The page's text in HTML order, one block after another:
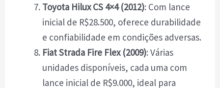
Toyota Hilux CS 4×4 (2012): Com lance
inicial de R$28.500, oferece durabilidade
e confiabilidade em condições adversas.
Fiat Strada Fire Flex (2009): Várias
unidades disponíveis, cada uma com
lance inicial de R$9.000, ideal para